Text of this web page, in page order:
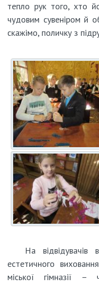
тепло рук того, хто
чудовим сувеніром й
скажімо, поличку з
На відвідувачів
естетичного
міської гімназії –